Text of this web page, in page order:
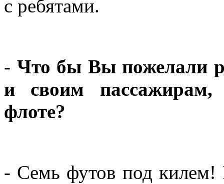
с ребятами.
- Что бы Вы пожелали
и своим
флоте?
- Семь футов под килем!